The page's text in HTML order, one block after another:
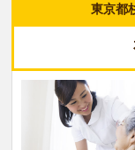
東京都